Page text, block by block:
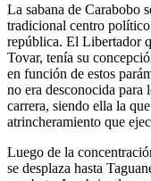
La sabana de Carabobo
tradicional centro
república. El Libertador
Tovar, tenía su
en función de estos
no era desconocida para
carrera, siendo ella la
atrincheramiento que
Luego de la
se desplaza hasta